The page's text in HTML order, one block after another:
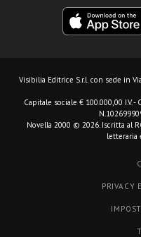
Visibilia Editrice S.r.l. con sede in
Capitale sociale € 100.000,00 I.V. -
Novella 2000 © 2026. Iscritta al
letteraria
PRIVACY